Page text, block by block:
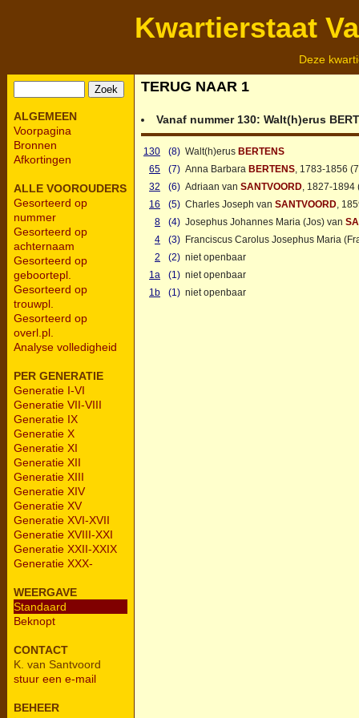
Kwartierstaat
Deze
ALGEMEEN
Voorpagina
Bronnen
Afkortingen
ALLE VOOROUDERS
Gesorteerd op
nummer
Gesorteerd op
achternaam
Gesorteerd op
geboortepl.
Gesorteerd op
trouwpl.
Gesorteerd op
overl.pl.
Analyse volledigheid
PER GENERATIE
Generatie I-VI
Generatie VII-VIII
Generatie IX
Generatie X
Generatie XI
Generatie XII
Generatie XIII
Generatie XIV
Generatie XV
Generatie XVI-XVII
Generatie XVIII-XXI
Generatie XXII-XXIX
Generatie XXX-
WEERGAVE
Standaard
Beknopt
CONTACT
K. van Santvoord
stuur een e-mail
BEHEER
TERUG NAAR 1
Vanaf nummer 130: Walt(h)erus
130 (8) Walt(h)erus BERTENS
65
(7) Anna Barbara BERTENS, 1783-1856
32
(6) Adriaan van SANTVOORD, 1827-1894
16
(5) Charles Joseph van SANTVOORD,
8
(4) Josephus Johannes Maria (Jos) van
4
(3) Franciscus Carolus Josephus Maria
2
(2) niet openbaar
1a
(1) niet openbaar
1b
(1) niet openbaar